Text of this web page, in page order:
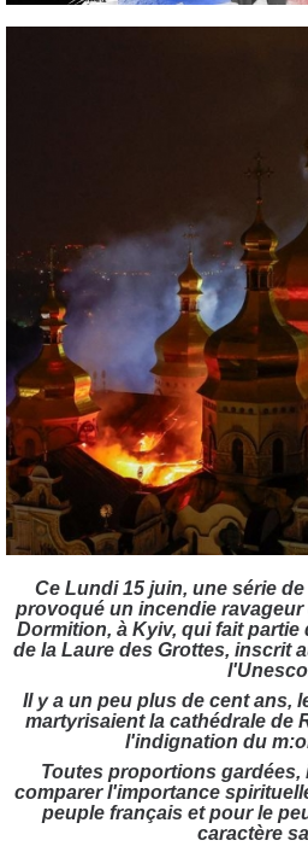
Ce Lundi 15 juin, une série
provoqué un incendie ravageur
Dormition, à Kyiv, qui fait
de la Laure des Grottes, inscrit
Il y a un peu plus de cent ans,
martyrisaient la cathédrale de
l'indignation du
Toutes proportions gardées,
comparer l'importance
peuple français et pour le
caractère